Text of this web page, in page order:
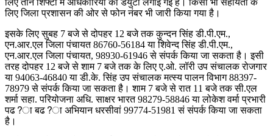
लिए तीन शिफ्टों में अधिकारियों की डयुटी लगाई गई है। किसी भी सहायता के
लिए जिला प्रशासन की ओर से फोन नंबर भी जारी किया गया है।
इसके लिए सुबह 7 बजे से दोपहर 12 बजे तक कुन्दन सिंह डी.पी.एम.,
एन.आर.एल जिला पंचायत 86760-56184 या शिवेन्द सिंह डी.पी.एम.,
एन.आर.एल जिला पंचायत, 98930-61946 से संपर्क किया जा सकता है। इसी
तरह दोपहर 12 बजे से शाम 7 बजे तक के लिए ए.ओ. लॉरी उप संचालक रोजगार
या 94063-46840 या डी.के. सिंह उप संचालक मत्स्य पालन विभाग 88397-
78979 से संपर्क किया जा सकता है। शाम 7 बजे से रात 11 बजे तक सी.एल
शर्मा सहा. परियोजना अधि. साक्षर भारत 98279-58846 या लोकेश वर्मा प्रभारी
पढ?ा बढ?ा अभियान धरसीवां 99774-51981 सं संपर्क किया जा सकता
है।